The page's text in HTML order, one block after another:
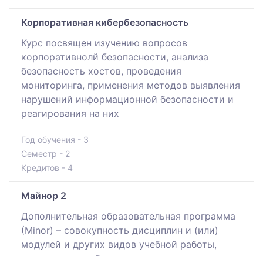
Корпоративная кибербезопасность
Курс посвящен изучению вопросов
корпоративнолй безопасности, анализа
безопасность хостов, проведения
мониторинга, применения методов выявления
нарушений информационной безопасности и
реагирования на них
Год обучения - 3
Семестр - 2
Кредитов - 4
Майнор 2
Дополнительная образовательная программа
(Мinor) – совокупность дисциплин и (или)
модулей и других видов учебной работы,